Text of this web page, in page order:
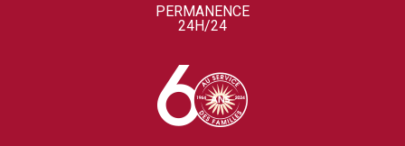
PERMANENCE
24H/24